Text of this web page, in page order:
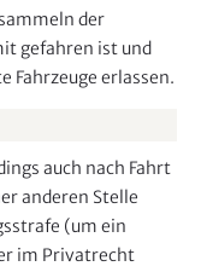
der
gefahren ist und
Fahrzeuge erlassen.
auch nach Fahrt
anderen Stelle
(um ein
im Privatrecht